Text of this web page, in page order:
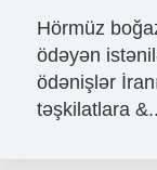
Hörmüz
ödəyən
ödənişlər
təşkilatlara